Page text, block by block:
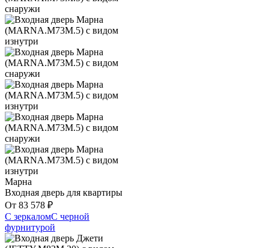
Марна
Входная дверь для квартиры
От 83 578 ₽
С зеркаломС черной
фурнитурой